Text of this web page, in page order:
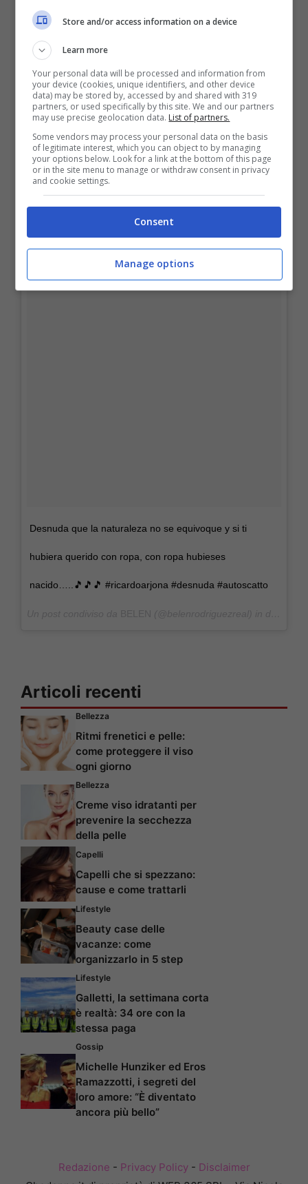
foto in bianco e nero, dove la showgirl
mostra tutta la sua bellezza, a detta di
molti ostentandola un po’. E voi, da che
parte state?
Desnuda que la naturaleza no se equivoque y si ti
hubiera querido con ropa, con ropa hubieses
nacido…..🎵🎵🎵 #ricardoarjona #desnuda #autoscatto
Articoli recenti
Bellezza
Ritmi frenetici e pelle:
come proteggere il viso
ogni giorno
Bellezza
Creme viso idratanti per
prevenire la secchezza
della pelle
Capelli
Capelli che si spezzano:
cause e come trattarli
Lifestyle
Beauty case delle
vacanze: come
organizzarlo in 5 step
Lifestyle
Galletti, la settimana corta
è realtà: 34 ore con la
stessa paga
Gossip
Michelle Hunziker ed Eros
Ramazzotti, i segreti del
loro amore: “È diventato
ancora più bello”
Redazione - Privacy Policy- Disclaimer
Store and/or access information on a device
Learn more
Your personal data will be processed and information from
your device (cookies, unique identifiers, and other device
data) may be stored by, accessed by and shared with 319
partners, or used specifically by this site. We and our partners
may use precise geolocation data. List of partners.
Some vendors may process your personal data on the basis
of legitimate interest, which you can object to by managing
your options below. Look for a link at the bottom of this page
or in the site menu to manage or withdraw consent in privacy
and cookie settings.
Consent
Manage options